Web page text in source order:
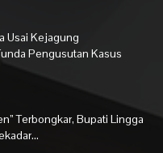
Usai Kejagung
Pengusutan Kasus
Terbongkar, Bupati Lingga